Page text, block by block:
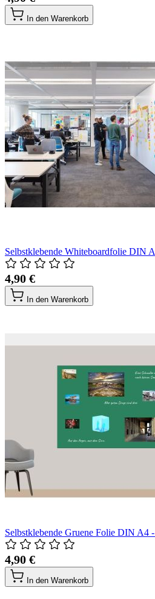
In den Warenkorb
Selbstklebende Whiteboardfolie DIN
4,90 €
In den Warenkorb
Selbstklebende Gruene Folie DIN A4
4,90 €
In den Warenkorb